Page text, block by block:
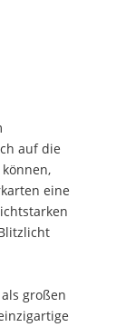
auf die
eine
großen